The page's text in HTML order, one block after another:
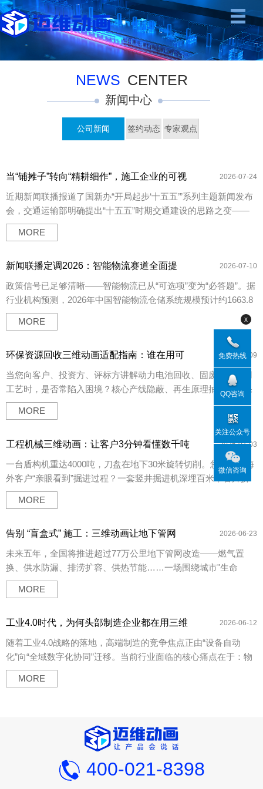
NEWS CENTER
新闻中心
公司新闻 签约动态 专家观点
2026-07-24
当“铺摊子”转向“精耕细作”，施工企业的可视
化能力准备好了吗？
近期新闻联播报道了国新办“开局起步‘十五五’”系列主题新闻发布
会，交通运输部明确提出“十五五”时期交通建设的思路之变——
深耕存量、做优增量，让高铁、公路、水运、民航衔接更顺，让
货物少一次中转，让人少一次折腾。国家综合立体交通网主骨架
础设施更新和数智化改造。不再简单地“铺摊子”“上项目”，而是优
化空间布局、打通经济循环大动脉。
MORE
2026-07-10
新闻联播定调2026：智能物流赛道全面提
速，你的技术展示跟上节奏了吗？
政策信号已足够清晰——智能物流已从“可选项”变为“必答题”。据
行业机构预测，2026年中国智能物流仓储系统规模预计约1663.8
亿元，智能仓储物流设备市场规模同比增长12%。市场在爆发，
竞争在加剧。但一个现实问题摆在物流装备企业面前——技术很
MORE
2026-07-09
环保资源回收三维动画适配指南：谁在用可
视化打通循环产业营销壁垒
当您向客户、投资方、评标方讲解动力电池回收、固废循环利用
工艺时，是否常陷入困境？核心产线隐蔽、再生原理抽象、环保
优势难落地，文字标书与平面图纸，始终无法直观展现企业核心
技术实力。双碳政策加持下，国内动力电池已进入规模化退役高
峰期。据“中国电子节能技术协会电池回收利用委员会” 的产业研
究部预测，2025年国内动力电池退役量达82万吨。来自 “中国工
业节能与清洁生产协会”会长王小康的公开预测2030年回收市场规
模将突破1400亿元。行业同质化竞争加剧，多数企业设备、工艺
投标突围、商务成交、品牌出圈的核心关键，而三维动画正是破
MORE
2026-07-03
工程机械三维动画：让客户3分钟看懂数千吨
设备的核心价值
​一台盾构机重达4000吨，刀盘在地下30米旋转切削。您怎么让海
外客户“亲眼看到”掘进过程？一套竖井掘进机深埋百米，管片拼
装、渣土输送全在暗处完成。评标人员怎么“一眼看懂”技术优
势？这不是您产品的问题，而是整个工程机械品类的天然属性。
——越硬核，越难被看见。而三维动画，正在成为头部企业打破
这一困局的核心工具。
MORE
2026-06-23
告别 “盲盒式” 施工：三维动画让地下管网
“看得见”
未来五年，全国将推进超过77万公里地下管网改造——燃气置
换、供水防漏、排涝扩容、供热节能……一场围绕城市"生命
线"的攻坚战已经打响。但与庞大的工程体量形成强烈反差的，是
一个老问题：地下的东西，看不见。传统CAD图纸加文字交底的
时，已经暴露出严重短板——施工方说不清工艺，审批方看不懂
方案，一线工人理解有偏差，隐患直到开挖那一刻才暴露。正是
这个行业刚需，让管道工程三维动画从"投标加分项"升级为"工程
的刚需工具。
MORE
2026-06-12
工业4.0时代，为何头部制造企业都在用三维
动画重构产线可视化？
随着工业4.0战略的落地，高端制造的竞争焦点正由“设备自动
化”向“全域数字化协同”迁移。当前行业面临的核心痛点在于：物
理世界的硬件实力与数字世界的逻辑透明度严重不对等。 复杂的
产线工艺与调度算法深藏于系统底层，导致管理层难以实时掌控
型的刚需配置。它以直观、可视的方式重构了信息传递的路径，
正逐步成为辅助经营决策与项目落地的关键依据。
MORE
400-021-8398
x
免费热线
QQ咨询
关注公众号
微信咨询